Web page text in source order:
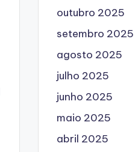
outubro 2025
setembro 2025
agosto 2025
julho 2025
junho 2025
maio 2025
abril 2025